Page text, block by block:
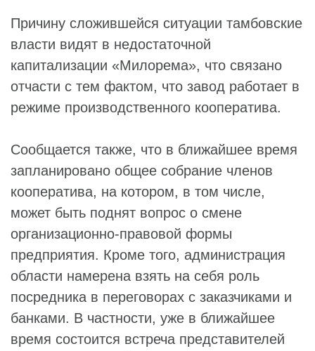
Причину сложившейся ситуации тамбовские
власти видят в недостаточной
капитализации «Милорема», что связано
отчасти с тем фактом, что завод работает в
режиме производственного кооператива.
Сообщается также, что в ближайшее время
запланировано общее собрание членов
кооператива, на котором, в том числе,
может быть поднят вопрос о смене
организационно-правовой формы
предприятия. Кроме того, администрация
области намерена взять на себя роль
посредника в переговорах с заказчиками и
банками. В частности, уже в ближайшее
время состоится встреча представителей